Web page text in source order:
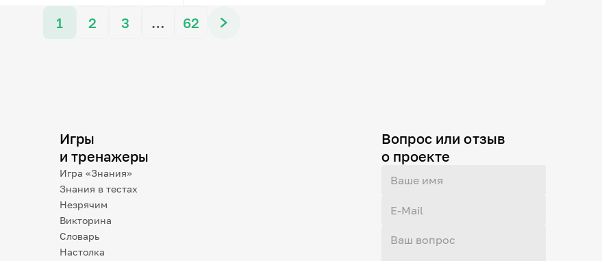
1 2 3 … 62
Игры
и тренажеры
Игра «Знания»
Знания в тестах
Незрячим
Викторина
Словарь
Настолка
Вопрос или отзыв
о проекте